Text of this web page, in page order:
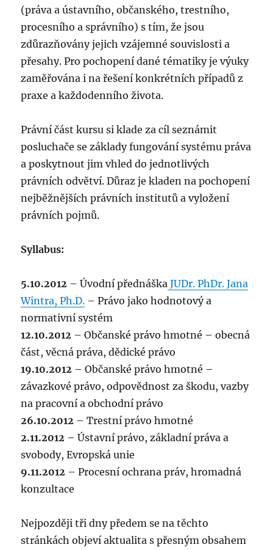
(práva a ústavního, občanského, trestního,
procesního a správního) s tím, že jsou
zdůrazňovány jejich vzájemné souvislosti a
přesahy. Pro pochopení dané tématiky je výuky
zaměřována i na řešení konkrétních případů z
praxe a každodenního života.
Právní část kursu si klade za cíl seznámit
posluchače se základy fungování systému práva
a poskytnout jim vhled do jednotlivých
právních odvětví. Důraz je kladen na pochopení
nejběžnějších právních institutů a vyložení
právních pojmů.
Syllabus:
5.10.2012 – Úvodní přednáška JUDr. PhDr. Jana
Wintra, Ph.D. – Právo jako hodnotový a
normativní systém
12.10.2012 – Občanské právo hmotné – obecná
část, věcná práva, dědické právo
19.10.2012 – Občanské právo hmotné –
závazkové právo, odpovědnost za škodu, vazby
na pracovní a obchodní právo
26.10.2012 – Trestní právo hmotné
2.11.2012 – Ústavní právo, základní práva a
svobody, Evropská unie
9.11.2012 – Procesní ochrana práv, hromadná
konzultace
Nejpozději tři dny předem se na těchto
stránkách objeví aktualita s přesným obsahem